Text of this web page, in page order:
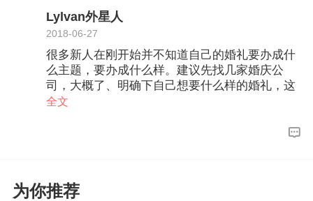
Lylvan外星人
2018-06-27
很多新人在刚开始并不知道自己的婚礼要办成什
么主题，要办成什么样。建议先找几家婚庆公
司，大概了、明确下自己想要什么样的婚礼，这
样做需要酒店达到哪些要求。
全文
为你推荐